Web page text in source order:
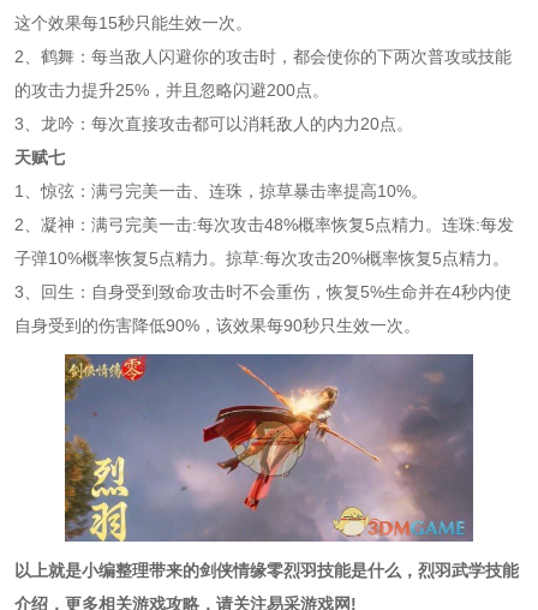
这个效果每15秒只能生效一次。
2、鹤舞：每当敌人闪避你的攻击时，都会使你的下两次普攻或技能
的攻击力提升25%，并且忽略闪避200点。
3、龙吟：每次直接攻击都可以消耗敌人的内力20点。
天赋七
1、惊弦：满弓完美一击、连珠，掠草暴击率提高10%。
2、凝神：满弓完美一击:每次攻击48%概率恢复5点精力。连珠:每发
子弹10%概率恢复5点精力。掠草:每次攻击20%概率恢复5点精力。
3、回生：自身受到致命攻击时不会重伤，恢复5%生命并在4秒内使
自身受到的伤害降低90%，该效果每90秒只生效一次。
以上就是小编整理带来的剑侠情缘零烈羽技能是什么，烈羽武学技能
介绍，更多相关游戏攻略，请关注易采游戏网!